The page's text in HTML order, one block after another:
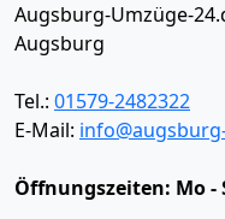
Augsburg-Umzüge-
Augsburg
Tel.: 01579-2482322
E-Mail:
Öffnungszeiten: Mo -